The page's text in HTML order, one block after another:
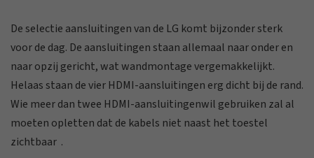
De selectie aansluitingen van de LG komt bijzonder sterk
voor de dag. De aansluitingen staan allemaal naar onder en
naar opzij gericht, wat wandmontage vergemakkelijkt.
Helaas staan de vier HDMI-aansluitingen erg dicht bij de rand.
Wie meer dan twee HDMI-aansluitingenwil gebruiken zal al
moeten opletten dat de kabels niet naast het toestel
zichtbaar .